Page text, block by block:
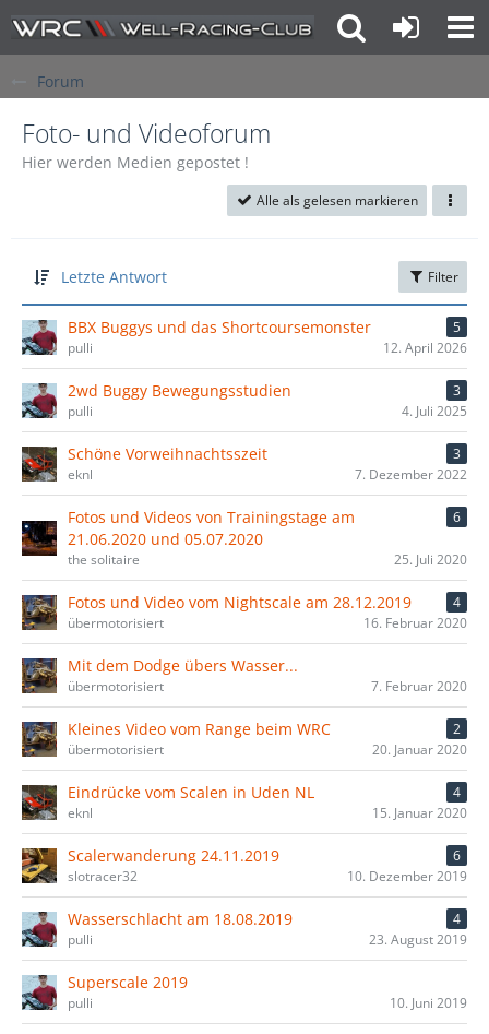
Forum
Foto- und Videoforum
Hier werden Medien gepostet !
Alle als gelesen markieren
Letzte Antwort Filter
BBX Buggys und das Shortcoursemonster
5
pulli
12. April 2026
2wd Buggy Bewegungsstudien
3
pulli
4. Juli 2025
Schöne Vorweihnachtsszeit
3
eknl
7. Dezember 2022
Fotos und Videos von Trainingstage am
21.06.2020 und 05.07.2020
6
the solitaire 25. Juli 2020
Fotos und Video vom Nightscale am 28.12.2019
4
übermotorisiert
16. Februar 2020
Mit dem Dodge übers Wasser...
übermotorisiert 7. Februar 2020
Kleines Video vom Range beim WRC
2
übermotorisiert
20. Januar 2020
Eindrücke vom Scalen in Uden NL
4
eknl
15. Januar 2020
Scalerwanderung 24.11.2019
6
slotracer32
10. Dezember 2019
Wasserschlacht am 18.08.2019
4
pulli
23. August 2019
Superscale 2019
pulli 10. Juni 2019